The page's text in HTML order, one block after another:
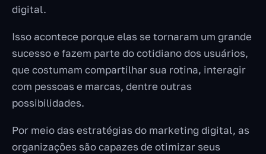
digital.
Isso acontece porque elas se tornaram um grande
sucesso e fazem parte do cotidiano dos usuários,
que costumam compartilhar sua rotina, interagir
com pessoas e marcas, dentre outras
possibilidades.
Por meio das estratégias do marketing digital, as
organizações são capazes de otimizar seus